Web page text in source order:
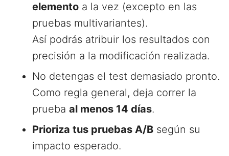
elemento a la vez (excepto en las
pruebas multivariantes).
Así podrás atribuir los resultados con
precisión a la modificación realizada.
No detengas el test demasiado pronto.
Como regla general, deja correr la
prueba al menos 14 días.
Prioriza tus pruebas A/B según su
impacto esperado.